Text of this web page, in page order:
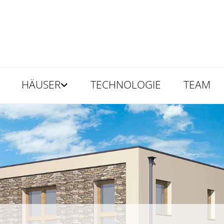
HÄUSER TECHNOLOGIE TEAM